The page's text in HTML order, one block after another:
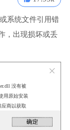
系统文件引用错
，出现损坏或丢
没有被
用原始安装
商以获取